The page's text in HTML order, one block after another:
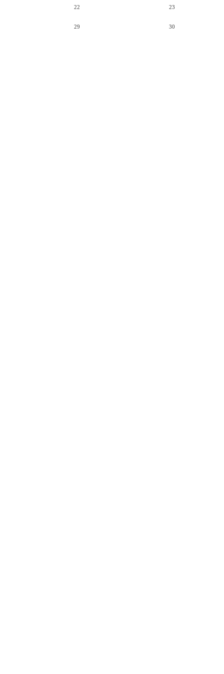
22 23
29 30